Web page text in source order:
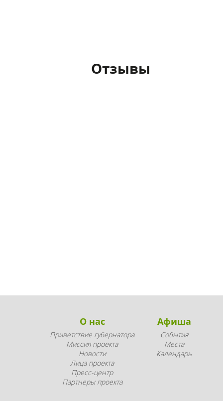
Отзывы
О нас
Приветствие губернатора
Миссия проекта
Новости
Лица проекта
Пресс-центр
Партнеры проекта
Афиша
События
Места
Календарь